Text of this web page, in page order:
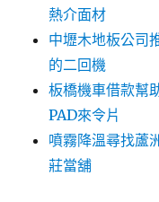
熱介面材
中壢木地板公司
的二回機
板橋機車借款幫
PAD來令片
噴霧降溫尋找蘆
莊當舖